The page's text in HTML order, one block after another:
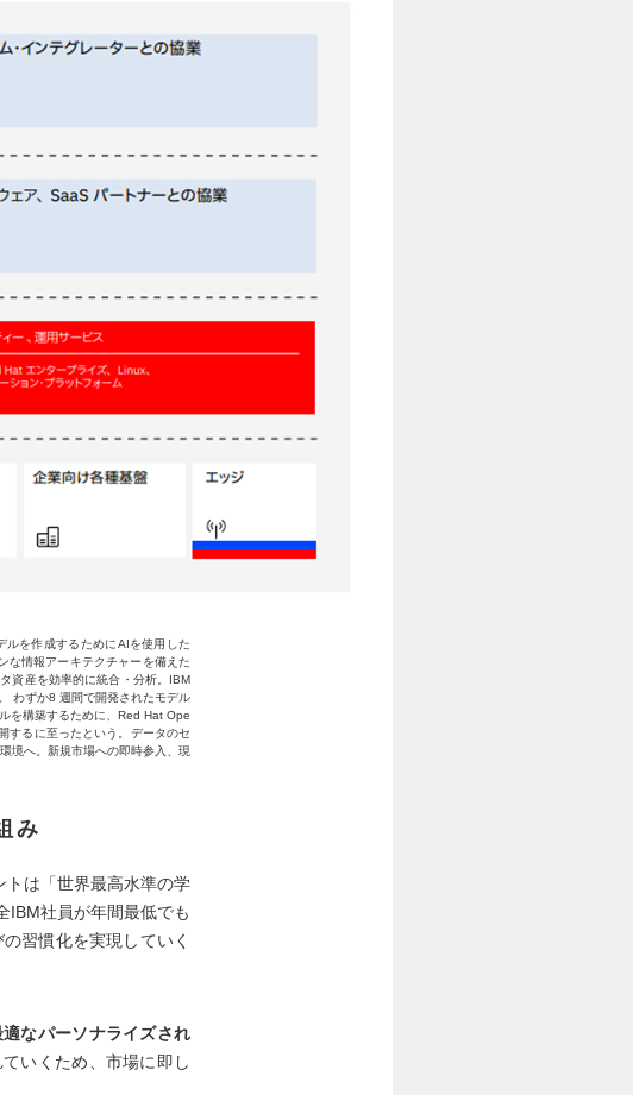
ルを作成するためにAIを使用した
な情報アーキテクチャーを備えた
資産を効率的に統合・分析。IBM
わずか8 週間で開発されたモデル
を構築するために、Red Hat Ope
するに至ったという。データのセ
境へ。新規市場への即時参入、現
み
は「世界最高水準の学
IBM社員が年間最低でも
習慣化を実現していく
適なパーソナライズされ
いくため、市場に即し